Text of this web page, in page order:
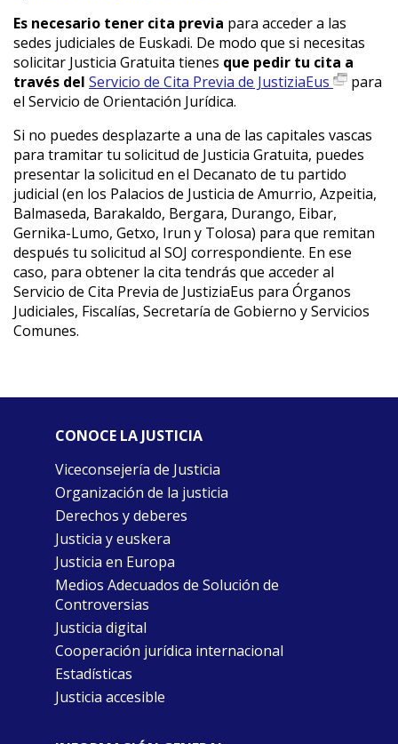
Es necesario tener cita previa para acceder a las
sedes judiciales de Euskadi. De modo que si necesitas
solicitar Justicia Gratuita tienes que pedir tu cita a
través del Servicio de Cita Previa de JustiziaEus
para
el Servicio de Orientación Jurídica.
Si no puedes desplazarte a una de las capitales vascas
para tramitar tu solicitud de Justicia Gratuita, puedes
presentar la solicitud en el Decanato de tu partido
judicial (en los Palacios de Justicia de Amurrio, Azpeitia,
Balmaseda, Barakaldo, Bergara, Durango, Eibar,
Gernika-Lumo, Getxo, Irun y Tolosa) para que remitan
después tu solicitud al SOJ correspondiente. En ese
caso, para obtener la cita tendrás que acceder al
Servicio de Cita Previa de JustiziaEus para Órganos
Judiciales, Fiscalías, Secretaría de Gobierno y Servicios
Comunes.
CONOCE LA JUSTICIA
Viceconsejería de Justicia
Organización de la justicia
Derechos y deberes
Justicia y euskera
Justicia en Europa
Medios Adecuados de Solución de
Controversias
Justicia digital
Cooperación jurídica internacional
Estadísticas
Justicia accesible